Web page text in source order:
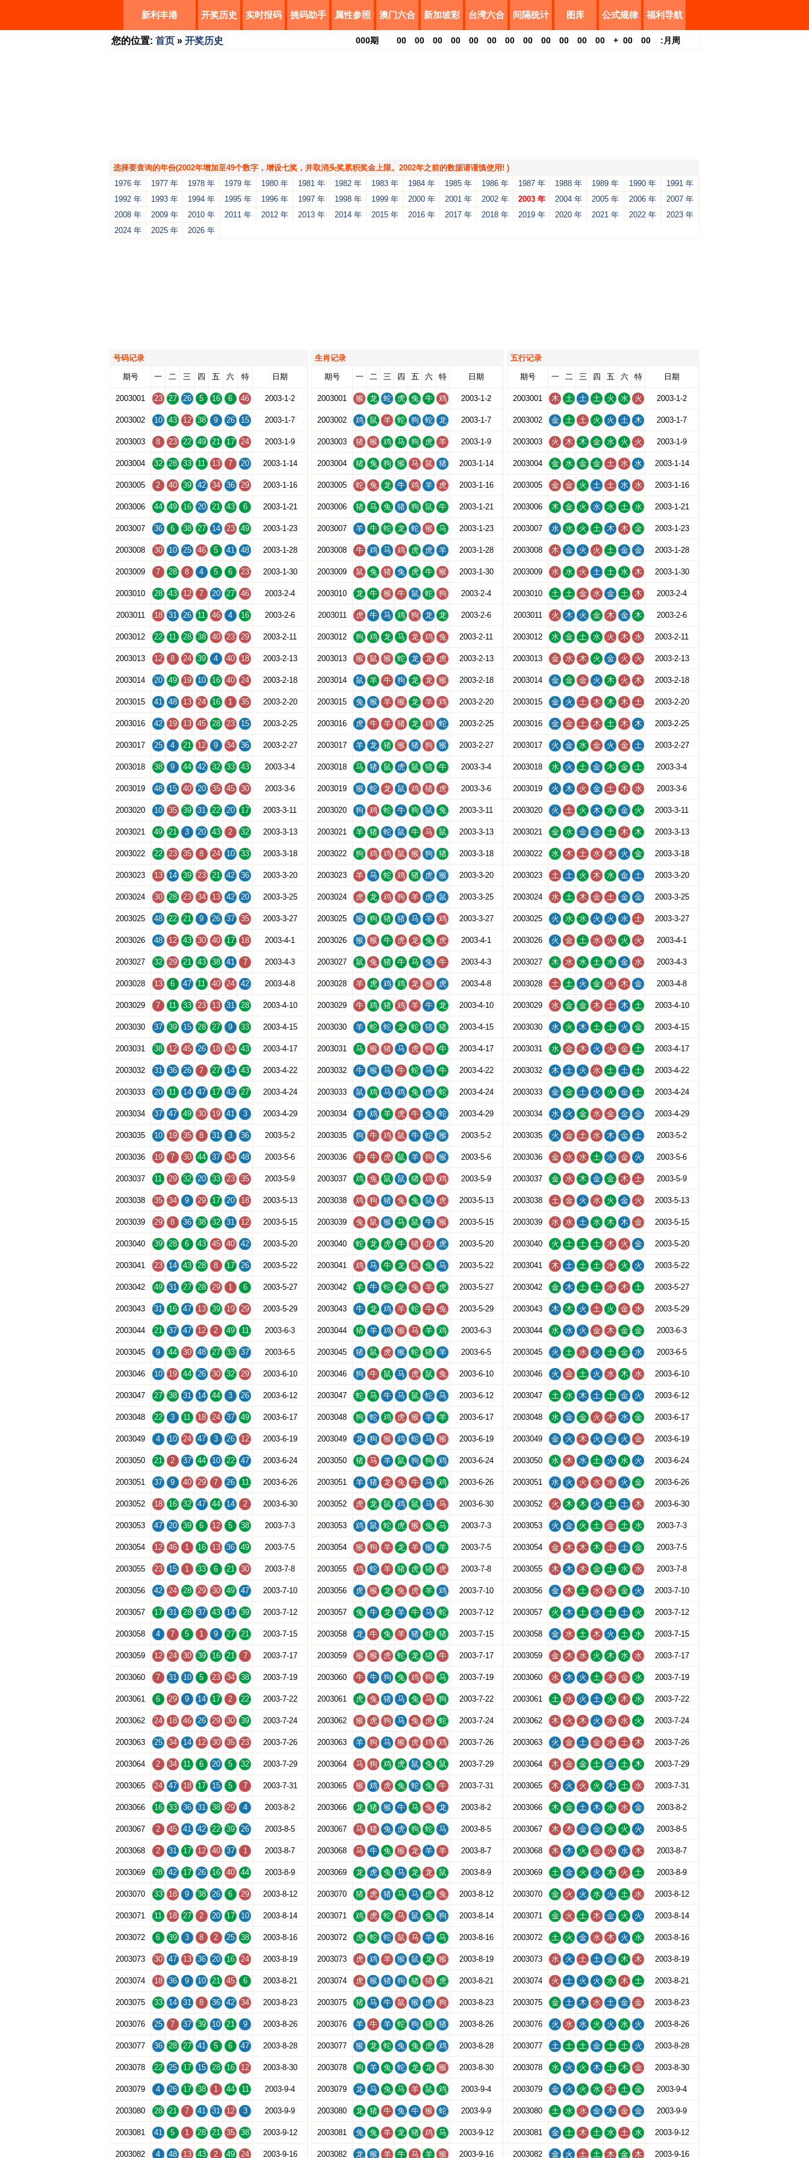
新利丰港 开奖历史 实时报码 挑码助手 属性参照 澳门六合 新加坡彩 台湾六合 间隔统计 图库 公式规律 福利导航
您的位置: 首页 » 开奖历史 000期 00 00 00 00 00 00 00 00 00 00 00 00 + 00 00 : 月 周
选择要查询的年份(2002年增加至49个数字，增设七奖，并取消头奖累积奖金上限。2002年之前的数据请谨慎使用! )
1976 年
1977 年 1978 年 1979 年 1980 年 1981 年 1982 年 1983 年 1984 年 1985 年 1986 年 1987 年 1988 年 1989 年 1990 年
1991 年
1992 年
1993 年 1994 年 1995 年 1996 年 1997 年 1998 年 1999 年 2000 年 2001 年 2002 年 2003 年 2004 年 2005 年 2006 年
2007 年
2008 年
2009 年 2010 年 2011 年 2012 年 2013 年 2014 年 2015 年 2016 年 2017 年 2018 年 2019 年 2020 年 2021 年 2022 年
2023 年
2024 年
2025 年 2026 年
号码记录
期号 一 二 三 四 五 六 特 日期
2003001 23 27 26 5 16 6 46 2003-1-2
2003002 10 43 12 38 9 26 15 2003-1-7
2003003 8 23 22 49 21 17 24 2003-1-9
2003004 32 28 33 11 13 7 20 2003-1-14
2003005 2 40 39 42 34 36 29 2003-1-16
2003006 44 49 16 20 21 43 6 2003-1-21
2003007 36 6 38 27 14 23 49 2003-1-23
2003008 30 10 25 46 5 41 48 2003-1-28
2003009 7 28 8 4 5 6 23 2003-1-30
2003010 28 43 12 7 20 27 46 2003-2-4
2003011 18 31 26 11 46 4 16 2003-2-6
2003012 22 11 28 38 40 23 29 2003-2-11
2003013 12 8 24 39 4 40 18 2003-2-13
2003014 20 49 19 10 16 40 24 2003-2-18
2003015 41 48 13 24 16 1 35 2003-2-20
2003016 42 19 13 45 28 23 15 2003-2-25
2003017 25 4 21 12 9 34 36 2003-2-27
2003018 38 9 44 42 32 33 43 2003-3-4
2003019 48 15 40 20 35 45 30 2003-3-6
2003020 10 35 39 31 22 20 17 2003-3-11
2003021 49 21 3 20 43 2 32 2003-3-13
2003022 22 23 35 8 24 10 33 2003-3-18
2003023 13 14 39 23 21 42 36 2003-3-20
2003024 30 28 23 34 13 42 20 2003-3-25
2003025 48 22 21 9 26 37 35 2003-3-27
2003026 48 12 43 30 40 17 18 2003-4-1
2003027 32 29 21 43 38 41 7 2003-4-3
2003028 13 6 47 11 40 24 42 2003-4-8
2003029 7 11 33 23 13 31 28 2003-4-10
2003030 37 39 15 28 27 9 33 2003-4-15
2003031 38 12 45 26 18 34 43 2003-4-17
2003032 31 36 26 7 27 14 43 2003-4-22
2003033 20 11 14 47 17 42 27 2003-4-24
2003034 37 47 49 30 19 41 3 2003-4-29
2003035 10 19 35 8 31 3 36 2003-5-2
2003036 19 7 30 44 37 34 48 2003-5-6
2003037 11 29 32 20 33 23 35 2003-5-9
2003038 35 34 9 29 17 20 18 2003-5-13
2003039 29 8 36 38 32 31 12 2003-5-15
2003040 39 28 6 43 45 40 42 2003-5-20
2003041 23 14 43 28 8 17 26 2003-5-22
2003042 49 31 27 28 29 1 6 2003-5-27
2003043 31 16 47 13 39 19 29 2003-5-29
2003044 21 37 47 12 2 49 11 2003-6-3
2003045 9 44 30 48 27 33 37 2003-6-5
2003046 10 19 44 26 30 32 29 2003-6-10
2003047 27 38 31 14 44 3 26 2003-6-12
2003048 22 3 11 18 24 37 49 2003-6-17
2003049 4 10 24 47 3 26 12 2003-6-19
2003050 21 2 37 44 10 22 47 2003-6-24
2003051 37 9 40 29 7 26 11 2003-6-26
2003052 18 16 32 47 44 14 2 2003-6-30
2003053 47 20 39 6 12 5 38 2003-7-3
2003054 12 46 1 16 13 36 49 2003-7-5
2003055 23 15 1 33 6 21 30 2003-7-8
2003056 42 24 28 29 30 49 47 2003-7-10
2003057 17 31 28 37 43 14 39 2003-7-12
2003058 4 7 5 1 9 27 21 2003-7-15
2003059 12 24 30 39 16 21 7 2003-7-17
2003060 7 31 10 5 23 34 38 2003-7-19
2003061 6 29 9 14 17 2 22 2003-7-22
2003062 24 18 46 26 29 30 39 2003-7-24
2003063 25 34 14 12 30 35 23 2003-7-26
2003064 2 34 11 6 20 5 32 2003-7-29
2003065 24 47 18 17 15 5 7 2003-7-31
2003066 16 33 36 31 38 29 4 2003-8-2
2003067 2 45 41 42 22 39 26 2003-8-5
2003068 2 31 17 12 40 37 1 2003-8-7
2003069 28 42 17 26 16 40 44 2003-8-9
2003070 33 18 9 38 26 6 29 2003-8-12
2003071 11 18 27 2 20 17 10 2003-8-14
2003072 6 39 3 8 2 25 38 2003-8-16
2003073 30 47 13 36 20 16 24 2003-8-19
2003074 18 36 9 10 21 45 6 2003-8-21
2003075 33 14 31 8 36 42 34 2003-8-23
2003076 25 7 37 39 10 21 9 2003-8-26
2003077 36 28 27 41 5 6 47 2003-8-28
2003078 22 25 17 15 28 16 12 2003-8-30
2003079 4 26 17 38 1 44 11 2003-9-4
2003080 28 21 7 41 31 12 3 2003-9-9
2003081 41 5 1 28 21 35 38 2003-9-12
2003082 4 48 13 43 2 49 24 2003-9-16
生肖记录
期号 一 二 三 四 五 六 特 日期
2003001 猴 龙 蛇 虎 兔 牛 鸡 2003-1-2
2003002 鸡 鼠 羊 蛇 狗 蛇 龙 2003-1-7
2003003 猪 猴 鸡 马 狗 虎 羊 2003-1-9
2003004 猪 兔 狗 猴 马 鼠 猪 2003-1-14
2003005 蛇 兔 龙 牛 鸡 羊 虎 2003-1-16
2003006 猪 马 兔 猪 狗 鼠 牛 2003-1-21
2003007 羊 牛 蛇 龙 蛇 猴 马 2003-1-23
2003008 牛 鸡 马 鸡 虎 虎 羊 2003-1-28
2003009 鼠 兔 猪 兔 虎 牛 猴 2003-1-30
2003010 龙 牛 猴 牛 鼠 蛇 狗 2003-2-4
2003011 虎 牛 马 鸡 狗 龙 龙 2003-2-6
2003012 狗 鸡 龙 马 龙 鸡 兔 2003-2-11
2003013 猴 鼠 猴 蛇 龙 龙 虎 2003-2-13
2003014 鼠 羊 牛 狗 龙 龙 猴 2003-2-18
2003015 兔 猴 羊 猴 龙 羊 鸡 2003-2-20
2003016 虎 牛 羊 猪 龙 鸡 蛇 2003-2-25
2003017 羊 龙 猪 猴 猪 狗 猴 2003-2-27
2003018 马 猪 鼠 虎 鼠 猪 牛 2003-3-4
2003019 猴 蛇 龙 鼠 鸡 猪 虎 2003-3-6
2003020 狗 鸡 蛇 牛 狗 鼠 兔 2003-3-11
2003021 羊 猪 蛇 鼠 牛 马 鼠 2003-3-13
2003022 狗 鸡 鸡 鼠 猴 狗 猪 2003-3-18
2003023 羊 马 蛇 鸡 猪 虎 猴 2003-3-20
2003024 虎 龙 鸡 狗 羊 虎 鼠 2003-3-25
2003025 猴 狗 猪 猪 马 羊 鸡 2003-3-27
2003026 猴 猴 牛 虎 龙 兔 虎 2003-4-1
2003027 鼠 兔 猪 牛 马 兔 牛 2003-4-3
2003028 羊 虎 鸡 鸡 龙 猴 虎 2003-4-8
2003029 牛 鸡 猪 鸡 羊 牛 龙 2003-4-10
2003030 羊 蛇 蛇 龙 蛇 猪 猪 2003-4-15
2003031 马 猴 猪 马 虎 狗 牛 2003-4-17
2003032 牛 猴 马 牛 蛇 马 牛 2003-4-22
2003033 鼠 鸡 马 鸡 兔 虎 蛇 2003-4-24
2003034 羊 鸡 羊 虎 牛 兔 蛇 2003-4-29
2003035 狗 牛 鸡 鼠 牛 蛇 猴 2003-5-2
2003036 牛 牛 虎 鼠 羊 狗 猴 2003-5-6
2003037 鸡 兔 鼠 鼠 猪 鸡 鸡 2003-5-9
2003038 鸡 狗 猪 兔 兔 鼠 虎 2003-5-13
2003039 兔 鼠 猴 马 鼠 牛 猴 2003-5-15
2003040 蛇 龙 虎 牛 猪 龙 虎 2003-5-20
2003041 鸡 马 牛 龙 鼠 兔 马 2003-5-22
2003042 羊 牛 蛇 龙 兔 羊 虎 2003-5-27
2003043 牛 龙 鸡 羊 蛇 牛 兔 2003-5-29
2003044 猪 羊 鸡 猴 马 羊 鸡 2003-6-3
2003045 猪 鼠 虎 猴 蛇 猪 羊 2003-6-5
2003046 狗 牛 鼠 马 虎 鼠 兔 2003-6-10
2003047 蛇 马 牛 马 鼠 蛇 马 2003-6-12
2003048 狗 蛇 鸡 虎 猴 羊 羊 2003-6-17
2003049 龙 狗 猴 鸡 蛇 马 猴 2003-6-19
2003050 猪 马 羊 鼠 狗 狗 鸡 2003-6-24
2003051 羊 猪 龙 兔 牛 马 鸡 2003-6-26
2003052 虎 龙 鼠 鸡 鼠 马 马 2003-6-30
2003053 鸡 鼠 蛇 虎 猴 兔 马 2003-7-3
2003054 猴 狗 羊 龙 羊 猴 羊 2003-7-5
2003055 鸡 蛇 羊 猪 虎 猪 虎 2003-7-8
2003056 虎 猴 龙 兔 虎 羊 鸡 2003-7-10
2003057 兔 牛 龙 羊 牛 马 蛇 2003-7-12
2003058 龙 牛 兔 羊 猪 蛇 猪 2003-7-15
2003059 猴 猴 虎 蛇 龙 猪 牛 2003-7-17
2003060 牛 牛 狗 兔 鸡 狗 马 2003-7-19
2003061 虎 兔 猪 马 兔 马 狗 2003-7-22
2003062 猴 虎 狗 马 兔 虎 蛇 2003-7-24
2003063 羊 狗 马 猴 虎 鸡 鸡 2003-7-26
2003064 马 狗 鸡 虎 鼠 兔 鼠 2003-7-29
2003065 猴 鸡 虎 兔 蛇 兔 牛 2003-7-31
2003066 龙 猪 猴 牛 马 兔 龙 2003-8-2
2003067 马 猪 兔 虎 狗 蛇 马 2003-8-5
2003068 马 牛 兔 猴 龙 羊 羊 2003-8-7
2003069 龙 虎 兔 马 龙 龙 鼠 2003-8-9
2003070 猪 虎 猪 马 马 虎 兔 2003-8-12
2003071 鸡 虎 蛇 马 鼠 兔 狗 2003-8-14
2003072 虎 蛇 蛇 鼠 马 羊 马 2003-8-16
2003073 虎 鸡 羊 猴 鼠 龙 猴 2003-8-19
2003074 虎 猴 猪 狗 猪 猪 虎 2003-8-21
2003075 猪 马 牛 鼠 猴 虎 狗 2003-8-23
2003076 羊 牛 羊 蛇 狗 猪 猪 2003-8-26
2003077 猴 龙 蛇 兔 兔 虎 鸡 2003-8-28
2003078 狗 羊 兔 蛇 龙 龙 猴 2003-8-30
2003079 龙 马 兔 马 羊 鼠 鸡 2003-9-4
2003080 龙 猪 牛 兔 牛 猴 蛇 2003-9-9
2003081 兔 兔 羊 龙 猪 鸡 马 2003-9-12
2003082 龙 猴 羊 牛 马 羊 猴 2003-9-16
五行记录
期号 一 二 三 四 五 六 特 日期
2003001 木 土 土 土 火 水 火 2003-1-2
2003002 金 土 土 火 火 土 木 2003-1-7
2003003 火 木 木 金 水 火 火 2003-1-9
2003004 金 水 金 金 土 水 水 2003-1-14
2003005 金 金 火 土 土 水 水 2003-1-16
2003006 木 金 火 水 水 土 水 2003-1-21
2003007 水 水 火 土 木 木 金 2003-1-23
2003008 木 金 火 火 土 金 金 2003-1-28
2003009 水 水 火 土 土 水 木 2003-1-30
2003010 土 土 金 水 金 土 木 2003-2-4
2003011 火 木 火 金 木 金 木 2003-2-6
2003012 水 金 土 水 火 木 水 2003-2-11
2003013 金 水 木 火 金 火 火 2003-2-13
2003014 金 金 金 火 木 火 木 2003-2-18
2003015 金 火 土 木 木 木 土 2003-2-20
2003016 金 金 土 木 土 木 木 2003-2-25
2003017 火 金 水 金 火 金 土 2003-2-27
2003018 水 火 土 金 木 金 土 2003-3-4
2003019 火 木 火 金 土 木 水 2003-3-6
2003020 火 土 火 木 水 金 火 2003-3-11
2003021 金 水 金 金 土 木 木 2003-3-13
2003022 水 木 土 水 木 火 金 2003-3-18
2003023 土 土 火 木 水 金 土 2003-3-20
2003024 水 土 木 金 土 金 金 2003-3-25
2003025 火 水 水 火 火 水 土 2003-3-27
2003026 火 金 土 水 火 火 火 2003-4-1
2003027 木 水 水 土 水 金 水 2003-4-3
2003028 土 土 火 金 火 木 金 2003-4-8
2003029 水 金 金 木 土 木 土 2003-4-10
2003030 水 火 木 土 土 火 金 2003-4-15
2003031 水 金 木 火 火 金 土 2003-4-17
2003032 木 土 火 水 土 土 土 2003-4-22
2003033 金 金 土 火 火 金 土 2003-4-24
2003034 水 火 金 水 金 金 金 2003-4-29
2003035 火 金 土 水 木 金 土 2003-5-2
2003036 金 水 水 土 水 金 火 2003-5-6
2003037 金 水 木 金 金 木 土 2003-5-9
2003038 土 金 火 水 火 金 火 2003-5-13
2003039 水 水 土 水 木 木 金 2003-5-15
2003040 火 土 土 土 木 火 金 2003-5-20
2003041 木 土 土 土 水 火 火 2003-5-22
2003042 金 木 土 土 水 木 土 2003-5-27
2003043 木 木 火 土 火 金 水 2003-5-29
2003044 水 水 火 金 木 金 金 2003-6-3
2003045 火 土 水 火 土 金 水 2003-6-5
2003046 火 金 土 火 水 木 水 2003-6-10
2003047 土 水 木 土 土 金 火 2003-6-12
2003048 水 金 金 火 木 水 金 2003-6-17
2003049 金 火 木 火 金 火 金 2003-6-19
2003050 水 木 水 土 火 水 火 2003-6-24
2003051 水 火 火 水 水 火 金 2003-6-26
2003052 火 木 木 火 土 土 木 2003-6-30
2003053 火 金 火 土 金 土 水 2003-7-3
2003054 金 木 木 木 土 土 金 2003-7-5
2003055 木 木 木 金 土 水 水 2003-7-8
2003056 金 木 土 水 水 金 火 2003-7-10
2003057 火 木 土 水 土 土 火 2003-7-12
2003058 金 水 土 木 火 土 水 2003-7-15
2003059 金 木 水 火 木 水 水 2003-7-17
2003060 水 木 火 土 木 金 水 2003-7-19
2003061 土 水 火 土 火 木 水 2003-7-22
2003062 木 火 木 火 水 水 火 2003-7-24
2003063 火 金 土 金 水 土 木 2003-7-26
2003064 木 金 金 土 金 土 木 2003-7-29
2003065 木 火 火 火 木 土 水 2003-7-31
2003066 木 金 土 木 水 水 金 2003-8-2
2003067 木 木 金 金 水 火 火 2003-8-5
2003068 木 木 火 金 火 水 木 2003-8-7
2003069 土 金 火 火 木 火 土 2003-8-9
2003070 金 火 火 水 火 土 水 2003-8-12
2003071 金 火 土 木 金 火 火 2003-8-14
2003072 土 火 金 水 木 火 水 2003-8-16
2003073 水 火 土 土 金 木 木 2003-8-19
2003074 火 土 火 火 水 木 土 2003-8-21
2003075 金 土 木 水 土 金 金 2003-8-23
2003076 火 水 水 火 火 水 火 2003-8-26
2003077 土 土 土 金 土 土 火 2003-8-28
2003078 水 火 火 木 土 木 金 2003-8-30
2003079 金 火 火 水 木 土 金 2003-9-4
2003080 土 水 水 金 木 金 金 2003-9-9
2003081 金 土 木 土 水 土 水 2003-9-12
2003082 金 火 土 土 木 金 木 2003-9-16